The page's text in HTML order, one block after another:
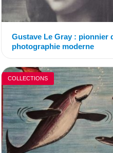
Gustave Le Gray : pionnier
photographie moderne
COLLECTIONS